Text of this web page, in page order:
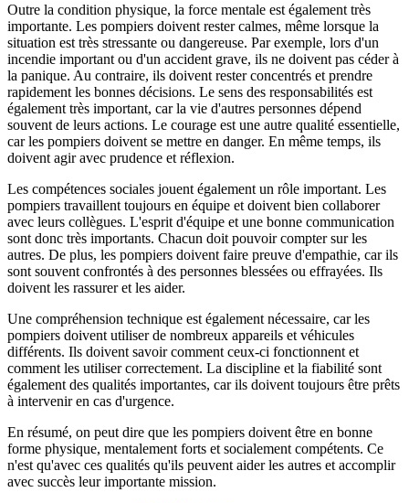
Outre la condition physique, la force mentale est également très
importante. Les pompiers doivent rester calmes, même lorsque la
situation est très stressante ou dangereuse. Par exemple, lors d'un
incendie important ou d'un accident grave, ils ne doivent pas céder à
la panique. Au contraire, ils doivent rester concentrés et prendre
rapidement les bonnes décisions. Le sens des responsabilités est
également très important, car la vie d'autres personnes dépend
souvent de leurs actions. Le courage est une autre qualité essentielle,
car les pompiers doivent se mettre en danger. En même temps, ils
doivent agir avec prudence et réflexion.
Les compétences sociales jouent également un rôle important. Les
pompiers travaillent toujours en équipe et doivent bien collaborer
avec leurs collègues. L'esprit d'équipe et une bonne communication
sont donc très importants. Chacun doit pouvoir compter sur les
autres. De plus, les pompiers doivent faire preuve d'empathie, car ils
sont souvent confrontés à des personnes blessées ou effrayées. Ils
doivent les rassurer et les aider.
Une compréhension technique est également nécessaire, car les
pompiers doivent utiliser de nombreux appareils et véhicules
différents. Ils doivent savoir comment ceux-ci fonctionnent et
comment les utiliser correctement. La discipline et la fiabilité sont
également des qualités importantes, car ils doivent toujours être prêts
à intervenir en cas d'urgence.
En résumé, on peut dire que les pompiers doivent être en bonne
forme physique, mentalement forts et socialement compétents. Ce
n'est qu'avec ces qualités qu'ils peuvent aider les autres et accomplir
avec succès leur importante mission.